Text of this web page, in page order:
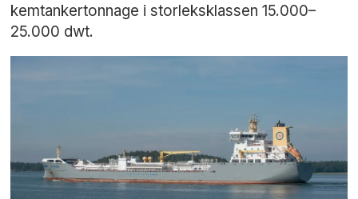
kemtankertonnage i storleksklassen 15.000–
25.000 dwt.